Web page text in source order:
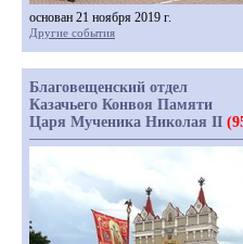
основан 21 ноября 2019 г.
Другие события
Благовещенский отдел
Казачьего Конвоя Памяти
Царя Мученика Николая II